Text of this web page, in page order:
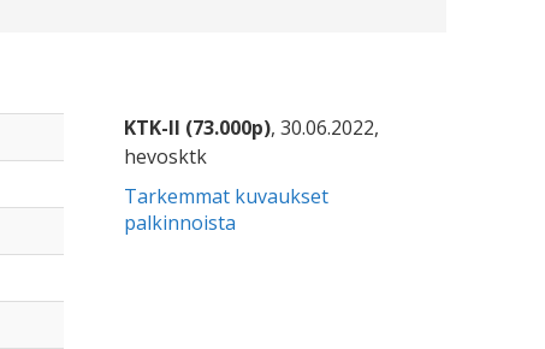
KTK-II (73.000p), 30.06.2022,
hevosktk
Tarkemmat kuvaukset
palkinnoista